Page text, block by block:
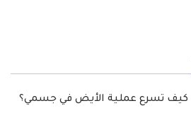
كيف تسرع عملية الأيض في جسمي؟